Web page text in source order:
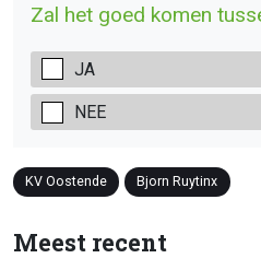
Zal het goed komen
JA
NEE
KV Oostende Bjorn Ruytinx
Meest recent